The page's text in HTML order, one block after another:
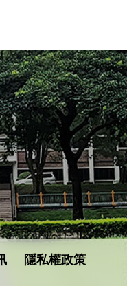
隱私權政策